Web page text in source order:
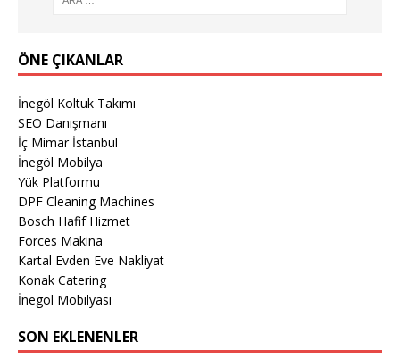
ÖNE ÇIKANLAR
İnegöl Koltuk Takımı
SEO Danışmanı
İç Mimar İstanbul
İnegöl Mobilya
Yük Platformu
DPF Cleaning Machines
Bosch Hafif Hizmet
Forces Makina
Kartal Evden Eve Nakliyat
Konak Catering
İnegöl Mobilyası
SON EKLENENLER